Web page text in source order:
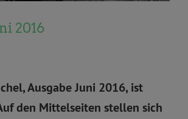
2016
Ausgabe Juni 2016, ist
den Mittelseiten stellen sich